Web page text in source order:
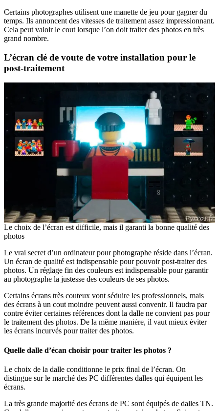
Certains photographes utilisent une manette de jeu pour gagner du
temps. Ils annoncent des vitesses de traitement assez impressionnant.
Cela peut valoir le cout lorsque l’on doit traiter des photos en très
grand nombre.
L’écran clé de voute de votre installation pour le
post-traitement
Le choix de l’écran est difficile, mais il garanti la bonne qualité des
photos
Le vrai secret d’un ordinateur pour photographe réside dans l’écran.
Un écran de qualité est indispensable pour pouvoir post-traiter des
photos. Un réglage fin des couleurs est indispensable pour garantir
au photographe la justesse des couleurs de ses photos.
Certains écrans très couteux vont séduire les professionnels, mais
des écrans à un cout moindre peuvent aussi convenir. Il faudra par
contre éviter certaines références dont la dalle ne convient pas pour
le traitement des photos. De la même manière, il vaut mieux éviter
les écrans incurvés pour traiter des photos.
Quelle dalle d’écan choisir pour traiter les photos ?
Le choix de la dalle conditionne le prix final de l’écran. On
distingue sur le marché des PC différentes dalles qui équipent les
écrans.
La très grande majorité des écrans de PC sont équipés de dalles TN.